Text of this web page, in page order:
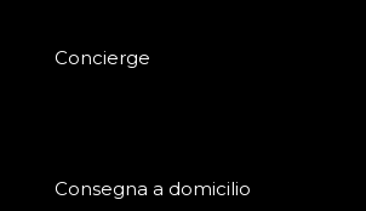
Concierge
Consegna a domicilio